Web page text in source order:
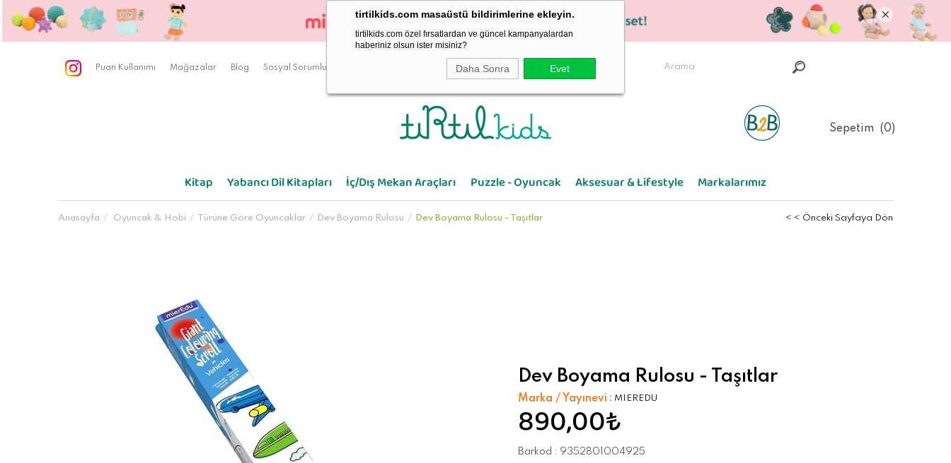
tirtilkids.com masaüstü bildirimlerine ekleyin.
tirtilkids.com özel fırsatlardan ve güncel kampanyalardan
haberiniz olsun ister misiniz?
Daha Sonra Evet
Puan Kullanımı Mağazalar Blog Sosyal Sorumluluk
Sepetim 0
Kitap Yabancı Dil Kitapları İç/Dış Mekan Araçları Puzzle - Oyuncak Aksesuar & Lifestyle Markalarımız
Anasayfa Oyuncak & Hobi Türüne Göre Oyuncaklar Dev Boyama Rulosu Dev Boyama Rulosu - Taşıtlar < < Önceki Sayfaya Dön
Dev Boyama Rulosu - Taşıtlar
Marka / Yayınevi : MIEREDU
890,00₺
Barkod : 9352801004925